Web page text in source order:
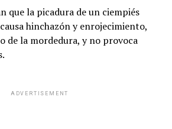
que la picadura de un ciempiés
hinchazón y enrojecimiento,
de la mordedura, y no provoca
ADVERTISEMENT